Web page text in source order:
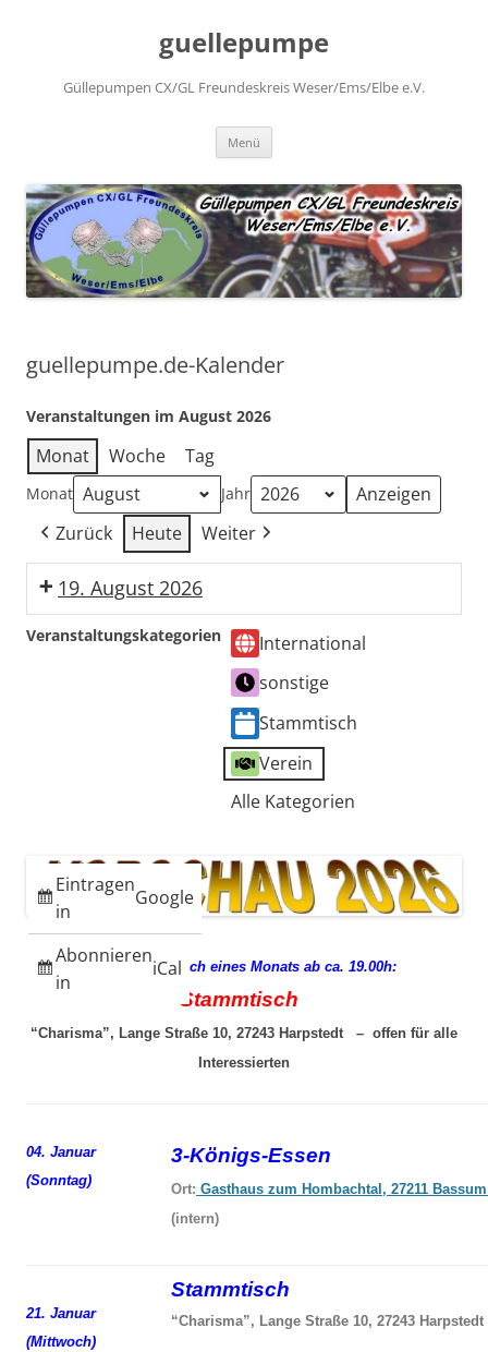
guellepumpe
Güllepumpen CX/GL Freundeskreis Weser/Ems/Elbe e.V.
Menü
guellepumpe.de-Kalender
Veranstaltungen im August 2026
Monat Woche Tag
Monat Jahr
Zurück Heute Weiter
19. August 2026
Stammtisch
Güllepumpen
Veranstaltungskategorien
International
sonstige
Stammtisch
Verein
Alle Kategorien
Eintragen
in
Google
Abonnieren
in
iCal
jeden 3. Mittwoch eines Monats ab ca. 19.00h:
Stammtisch
“Charisma”, Lange Straße 10, 27243 Harpstedt – offen für alle
Interessierten
04. Januar
(Sonntag)
3-Königs-Essen
Ort: Gasthaus zum Hombachtal, 27211
(intern)
21. Januar
(Mittwoch)
Stammtisch
“Charisma”, Lange Straße 10, 27243 Harpstedt